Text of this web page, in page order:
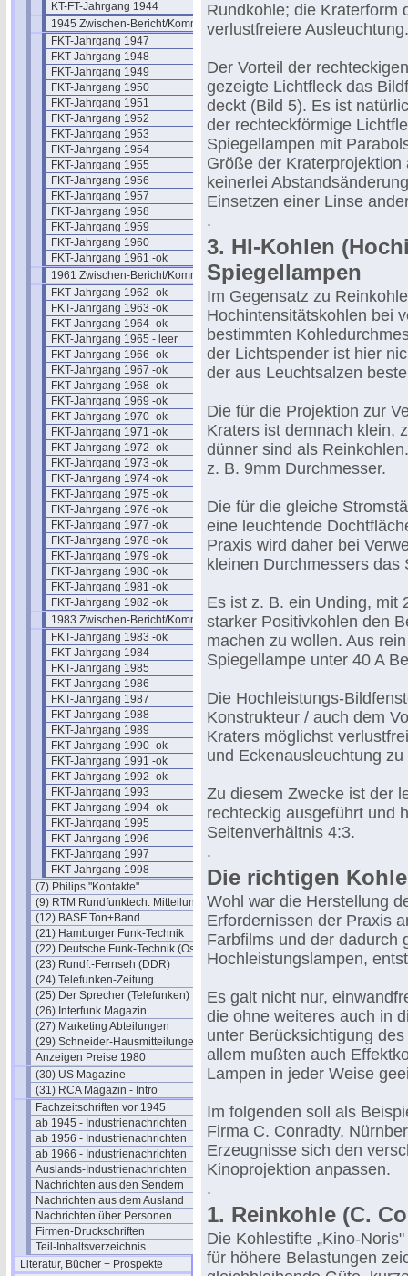
KT-FT-Jahrgang 1944
1945 Zwischen-Bericht/Kommentar
FKT-Jahrgang 1947
FKT-Jahrgang 1948
FKT-Jahrgang 1949
FKT-Jahrgang 1950
FKT-Jahrgang 1951
FKT-Jahrgang 1952
FKT-Jahrgang 1953
FKT-Jahrgang 1954
FKT-Jahrgang 1955
FKT-Jahrgang 1956
FKT-Jahrgang 1957
FKT-Jahrgang 1958
FKT-Jahrgang 1959
FKT-Jahrgang 1960
FKT-Jahrgang 1961 -ok
1961 Zwischen-Bericht/Kommentar
FKT-Jahrgang 1962 -ok
FKT-Jahrgang 1963 -ok
FKT-Jahrgang 1964 -ok
FKT-Jahrgang 1965 - leer
FKT-Jahrgang 1966 -ok
FKT-Jahrgang 1967 -ok
FKT-Jahrgang 1968 -ok
FKT-Jahrgang 1969 -ok
FKT-Jahrgang 1970 -ok
FKT-Jahrgang 1971 -ok
FKT-Jahrgang 1972 -ok
FKT-Jahrgang 1973 -ok
FKT-Jahrgang 1974 -ok
FKT-Jahrgang 1975 -ok
FKT-Jahrgang 1976 -ok
FKT-Jahrgang 1977 -ok
FKT-Jahrgang 1978 -ok
FKT-Jahrgang 1979 -ok
FKT-Jahrgang 1980 -ok
FKT-Jahrgang 1981 -ok
FKT-Jahrgang 1982 -ok
1983 Zwischen-Bericht/Kommentar
FKT-Jahrgang 1983 -ok
FKT-Jahrgang 1984
FKT-Jahrgang 1985
FKT-Jahrgang 1986
FKT-Jahrgang 1987
FKT-Jahrgang 1988
FKT-Jahrgang 1989
FKT-Jahrgang 1990 -ok
FKT-Jahrgang 1991 -ok
FKT-Jahrgang 1992 -ok
FKT-Jahrgang 1993
FKT-Jahrgang 1994 -ok
FKT-Jahrgang 1995
FKT-Jahrgang 1996
FKT-Jahrgang 1997
FKT-Jahrgang 1998
(7) Philips "Kontakte"
(9) RTM Rundfunktech. Mitteilungen
(12) BASF Ton+Band
(21) Hamburger Funk-Technik
(22) Deutsche Funk-Technik (Ost)
(23) Rundf.-Fernseh (DDR)
(24) Telefunken-Zeitung
(25) Der Sprecher (Telefunken)
(26) Interfunk Magazin
(27) Marketing Abteilungen
(29) Schneider-Hausmitteilungen
Anzeigen Preise 1980
(30) US Magazine
(31) RCA Magazin - Intro
Fachzeitschriften vor 1945
ab 1945 - Industrienachrichten
ab 1956 - Industrienachrichten
ab 1966 - Industrienachrichten
Auslands-Industrienachrichten
Nachrichten aus den Sendern
Nachrichten aus dem Ausland
Nachrichten über Personen
Firmen-Druckschriften
Teil-Inhaltsverzeichnis
Literatur, Bücher + Prospekte
Rundkohle; die Kraterform
verlustfreiere Ausleuchtung.
Der Vorteil der
gezeigte Lichtfleck das
deckt (Bild 5). Es ist
der rechteckförmige
Spiegellampen mit
Größe der
keinerlei
Einsetzen einer Linse
.
3. HI-Kohlen
Spiegellampen
Im Gegensatz zu
Hochintensitätskohlen bei
bestimmten
der Lichtspender ist hier
der aus Leuchtsalzen
Die für die Projektion zur
Kraters ist demnach klein,
dünner sind als
z. B. 9mm Durchmesser.
Die für die gleiche
eine leuchtende
Praxis wird daher bei
kleinen Durchmessers
Es ist z. B. ein Unding, mit
starker Positivkohlen den
machen zu wollen. Aus
Spiegellampe unter 40 A
Die Hochleistungs-
Konstrukteur / auch dem
Kraters möglichst
und Eckenausleuchtung
Zu diesem Zwecke ist der
rechteckig ausgeführt und
Seitenverhältnis 4:3.
.
Die richtigen
Wohl war die Herstellung
Erfordernissen der Praxis
Farbfilms und der dadurch
Hochleistungslampen,
Es galt nicht nur,
die ohne weiteres auch in
unter Berücksichtigung
allem mußten auch
Lampen in jeder Weise
Im folgenden soll als
Firma C. Conradty,
Erzeugnisse sich den
Kinoprojektion anpassen.
.
1. Reinkohle (C.
Die Kohlestifte „Kino-
für höhere Belastungen